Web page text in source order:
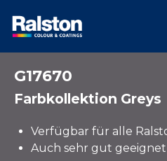
G17670
Farbkollektion Greys
Verfügbar für alle
Auch sehr gut